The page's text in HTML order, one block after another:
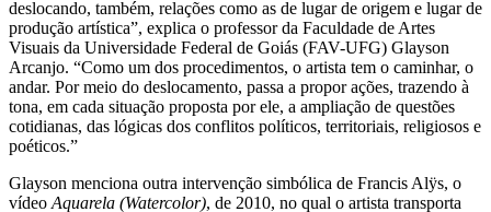
deslocando, também, relações como as de lugar de origem e lugar de
produção artística”, explica o professor da Faculdade de Artes
Visuais da Universidade Federal de Goiás (FAV-UFG) Glayson
Arcanjo. “Como um dos procedimentos, o artista tem o caminhar, o
andar. Por meio do deslocamento, passa a propor ações, trazendo à
tona, em cada situação proposta por ele, a ampliação de questões
cotidianas, das lógicas dos conflitos políticos, territoriais, religiosos e
poéticos.”
Glayson menciona outra intervenção simbólica de Francis Alÿs, o
vídeo Aquarela (Watercolor), de 2010, no qual o artista transporta